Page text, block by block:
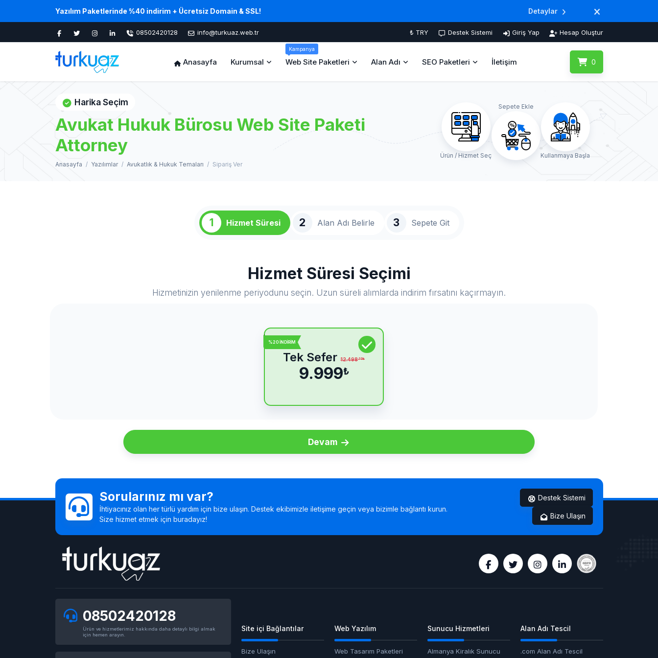
Yazılım Paketlerinde %40 indirim + Ücretsiz Domain & SSL! Detaylar
08502420128 info@turkuaz.web.tr ₺ TRY Destek Sistemi Giriş Yap Hesap Oluştur
Anasayfa Kurumsal
Kampanya
Web Site Paketleri Alan Adı SEO Paketleri İletişim 0
Avukat Hukuk Bürosu Web Site Paketi
Attorney
Harika Seçim
Anasayfa Yazılımlar Avukatlık & Hukuk Temaları Sipariş Ver
Ürün / Hizmet Seç
Sepete Ekle
Kullanmaya Başla
1 Hizmet Süresi 2 Alan Adı Belirle 3 Sepete Git
Hizmet Süresi Seçimi
Hizmetinizin yenilenme periyodunu seçin. Uzun süreli alımlarda indirim fırsatını kaçırmayın.
%20 İNDİRİM
Tek Sefer 12.498.75₺
9.999₺
Devam
Sorularınız mı var?
İhtiyacınız olan her türlü yardım için bize ulaşın. Destek ekibimizle iletişime geçin veya bizimle bağlantı kurun.
Size hizmet etmek için buradayız!
Destek Sistemi
Bize Ulaşın
08502420128
Ürün ve hizmetlerimiz hakkında daha detaylı bilgi almak
için hemen arayın.
Site içi Bağlantılar
Bize Ulaşın
Web Yazılım
Web Tasarım Paketleri
Sunucu Hizmetleri
Almanya Kiralık Sunucu
Alan Adı Tescil
.com Alan Adı Tescil